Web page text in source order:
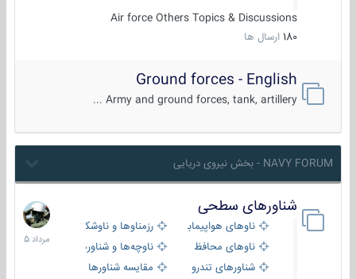
Air force Others Topics & Discussions
180 ارسال ها
Ground forces - English
Army and ground forces, tank, artillery ...
NAVY FORUM - بخش نیروی دریایی
شناورهای سطحی
ناوهای هواپیمابر و بالگرد بررزمناوها و ناوشکن‌ها
ناوهای محافظ
ناوچه‌ها و شناورهای گشتی
شناورهای تندرو
مقایسه شناورها
2
مرداد
1405